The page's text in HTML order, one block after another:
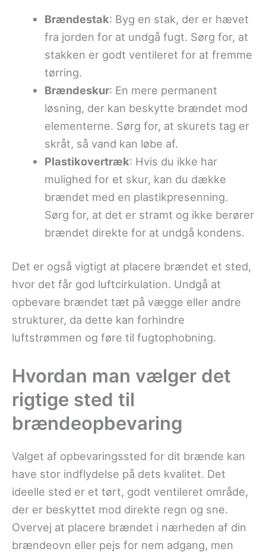
Brændestak: Byg en stak, der er hævet
fra jorden for at undgå fugt. Sørg for, at
stakken er godt ventileret for at fremme
tørring.
Brændeskur: En mere permanent
løsning, der kan beskytte brændet mod
elementerne. Sørg for, at skurets tag er
skråt, så vand kan løbe af.
Plastikovertræk: Hvis du ikke har
mulighed for et skur, kan du dække
brændet med en plastikpresenning.
Sørg for, at det er stramt og ikke berører
brændet direkte for at undgå kondens.
Det er også vigtigt at placere brændet et sted,
hvor det får god luftcirkulation. Undgå at
opbevare brændet tæt på vægge eller andre
strukturer, da dette kan forhindre
luftstrømmen og føre til fugtophobning.
Hvordan man vælger det
rigtige sted til
brændeopbevaring
Valget af opbevaringssted for dit brænde kan
have stor indflydelse på dets kvalitet. Det
ideelle sted er et tørt, godt ventileret område,
der er beskyttet mod direkte regn og sne.
Overvej at placere brændet i nærheden af din
brændeovn eller pejs for nem adgang, men